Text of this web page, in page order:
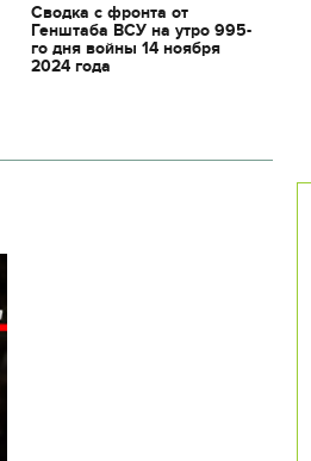
Сводка с фронта от
Генштаба ВСУ на утро 995-
го дня войны 14 ноября
2024 года